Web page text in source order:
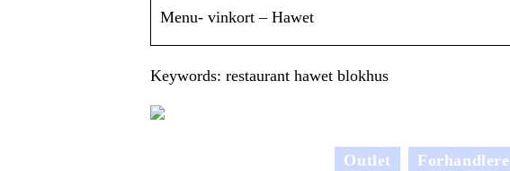
Menu- vinkort – Hawet
Keywords: restaurant hawet blokhus
Outlet Forhandlere